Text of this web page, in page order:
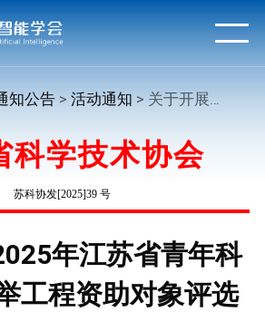
知公告 >活动通知 > 关于开展2025年江苏省青年科技人才托举工程资助对象评选推荐工作的通知
科学技术协会
苏科协发[2025]39 号
年江苏省青年科
工程资助对象评选